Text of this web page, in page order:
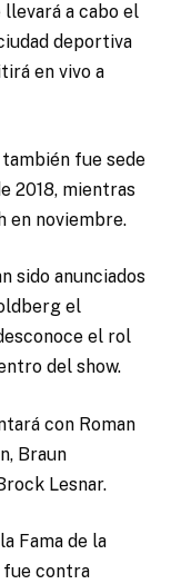
a cabo el
deportiva
en vivo a
fue sede
2018, mientras
en noviembre.
sido anunciados
el
el rol
del show.
con Roman
Braun
Lesnar.
Fama de la
fue contra